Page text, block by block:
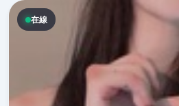
在線